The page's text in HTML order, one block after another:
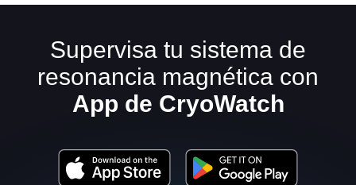
Supervisa tu sistema de
resonancia magnética con
App de CryoWatch